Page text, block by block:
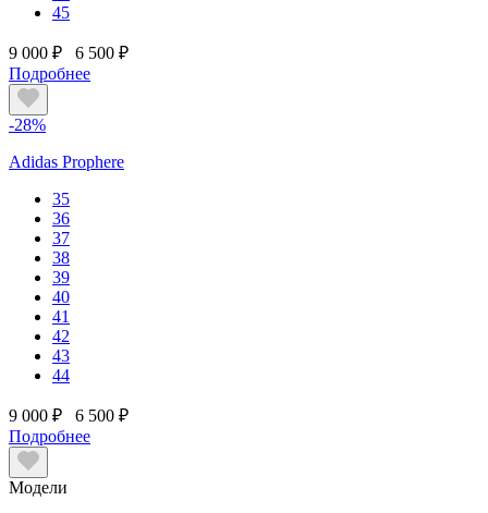
45
9 000 ₽
6 500 ₽
Подробнее
-28%
Adidas Prophere
35
36
37
38
39
40
41
42
43
44
9 000 ₽
6 500 ₽
Подробнее
Модели